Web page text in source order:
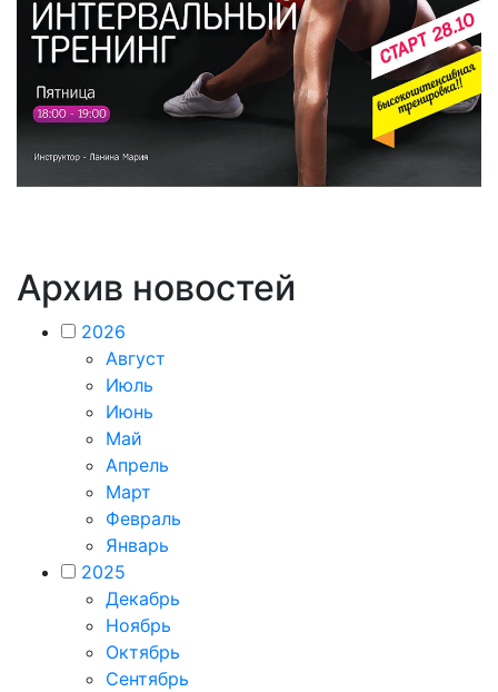
Архив новостей
2026
Август
Июль
Июнь
Май
Апрель
Март
Февраль
Январь
2025
Декабрь
Ноябрь
Октябрь
Сентябрь